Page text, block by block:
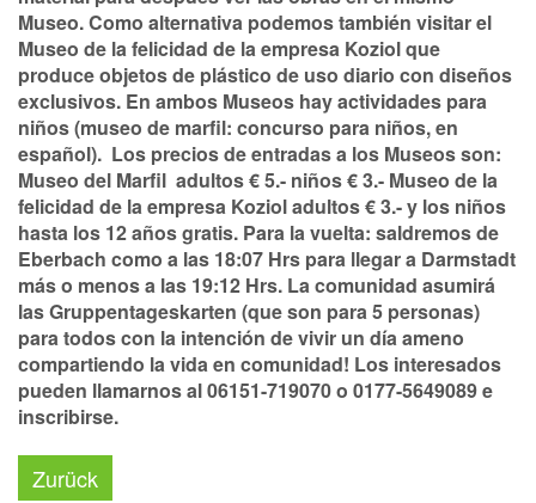
Museo. Como alternativa podemos también visitar el
Museo de la felicidad de la empresa Koziol que
produce objetos de plástico de uso diario con diseños
exclusivos. En ambos Museos hay actividades para
niños (museo de marfil: concurso para niños, en
español). Los precios de entradas a los Museos son:
Museo del Marfil adultos € 5.- niños € 3.- Museo de la
felicidad de la empresa Koziol adultos € 3.- y los niños
hasta los 12 años gratis. Para la vuelta: saldremos de
Eberbach como a las 18:07 Hrs para llegar a Darmstadt
más o menos a las 19:12 Hrs. La comunidad asumirá
las Gruppentageskarten (que son para 5 personas)
para todos con la intención de vivir un día ameno
compartiendo la vida en comunidad! Los interesados
pueden llamarnos al 06151-719070 o 0177-5649089 e
inscribirse.
Zurück